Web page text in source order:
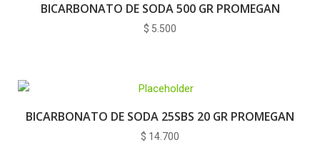
BICARBONATO DE SODA 500 GR PROMEGAN
$ 5.500
BICARBONATO DE SODA 25SBS 20 GR PROMEGAN
$ 14.700